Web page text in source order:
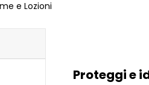
e Lozioni
Proteggi e